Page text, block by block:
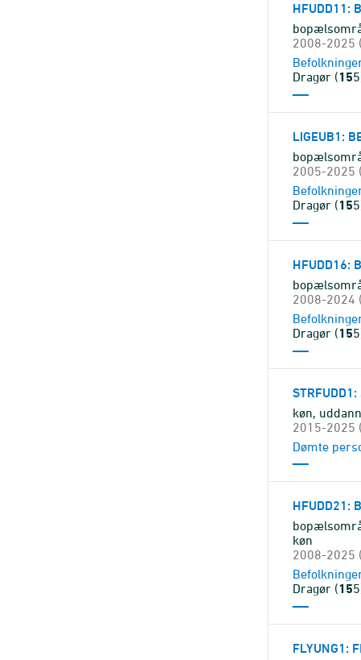
HFUDD11 :
2008-2025
Dragør (15
LIGEUB1 :
2005-2025
Dragør (15
HFUDD16:
2008-2024
Dragør (15
STRFUDD1 :
køn,
2015-2025
Dømte
HFUDD21 :
køn
2008-2025
Dragør (15
FLYUNG1 :